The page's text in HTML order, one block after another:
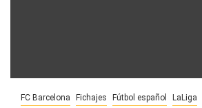
FC Barcelona Fichajes Fútbol español LaLiga